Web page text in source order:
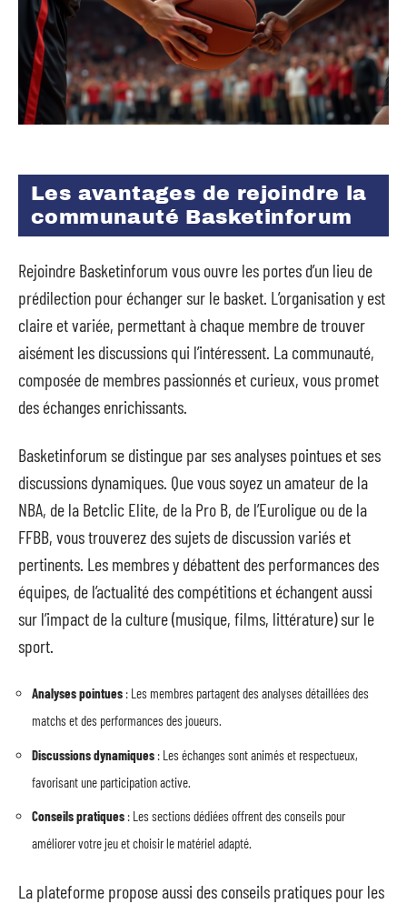
Les avantages de rejoindre la
communauté Basketinforum
Rejoindre Basketinforum vous ouvre les portes d’un lieu de
prédilection pour échanger sur le basket. L’organisation y est
claire et variée, permettant à chaque membre de trouver
aisément les discussions qui l’intéressent. La communauté,
composée de membres passionnés et curieux, vous promet
des échanges enrichissants.
Basketinforum se distingue par ses analyses pointues et ses
discussions dynamiques. Que vous soyez un amateur de la
NBA, de la Betclic Elite, de la Pro B, de l’Euroligue ou de la
FFBB, vous trouverez des sujets de discussion variés et
pertinents. Les membres y débattent des performances des
équipes, de l’actualité des compétitions et échangent aussi
sur l’impact de la culture (musique, films, littérature) sur le
sport.
Analyses pointues : Les membres partagent des analyses détaillées des
matchs et des performances des joueurs.
Discussions dynamiques : Les échanges sont animés et respectueux,
favorisant une participation active.
Conseils pratiques : Les sections dédiées offrent des conseils pour
améliorer votre jeu et choisir le matériel adapté.
La plateforme propose aussi des conseils pratiques pour les